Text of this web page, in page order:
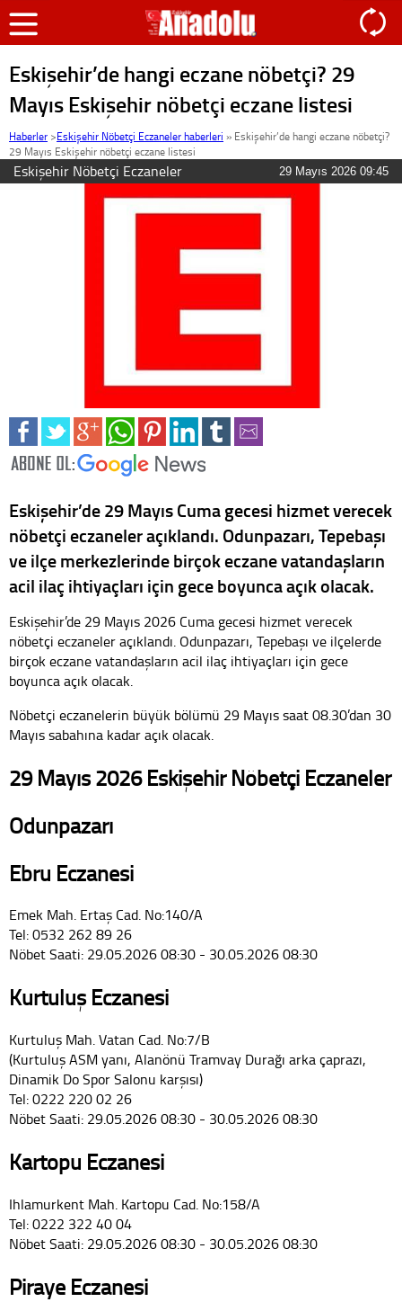
Eskişehir’de hangi eczane nöbetçi? 29
Mayıs Eskişehir nöbetçi eczane listesi
Haberler >Eskişehir Nöbetçi Eczaneler haberleri » Eskişehir’de hangi eczane nöbetçi?
29 Mayıs Eskişehir nöbetçi eczane listesi
Eskişehir Nöbetçi Eczaneler 29 Mayıs 2026 09:45
Eskişehir’de 29 Mayıs Cuma gecesi hizmet verecek
nöbetçi eczaneler açıklandı. Odunpazarı, Tepebaşı
ve ilçe merkezlerinde birçok eczane vatandaşların
acil ilaç ihtiyaçları için gece boyunca açık olacak.
Eskişehir’de 29 Mayıs 2026 Cuma gecesi hizmet verecek
nöbetçi eczaneler açıklandı. Odunpazarı, Tepebaşı ve ilçelerde
birçok eczane vatandaşların acil ilaç ihtiyaçları için gece
boyunca açık olacak.
Nöbetçi eczanelerin büyük bölümü 29 Mayıs saat 08.30’dan 30
Mayıs sabahına kadar açık olacak.
29 Mayıs 2026 Eskişehir Nöbetçi Eczaneler
Odunpazarı
Ebru Eczanesi
Emek Mah. Ertaş Cad. No:140/A
Tel: 0532 262 89 26
Nöbet Saati: 29.05.2026 08:30 - 30.05.2026 08:30
Kurtuluş Eczanesi
Kurtuluş Mah. Vatan Cad. No:7/B
(Kurtuluş ASM yanı, Alanönü Tramvay Durağı arka çaprazı,
Dinamik Do Spor Salonu karşısı)
Tel: 0222 220 02 26
Nöbet Saati: 29.05.2026 08:30 - 30.05.2026 08:30
Kartopu Eczanesi
Ihlamurkent Mah. Kartopu Cad. No:158/A
Tel: 0222 322 40 04
Nöbet Saati: 29.05.2026 08:30 - 30.05.2026 08:30
Piraye Eczanesi